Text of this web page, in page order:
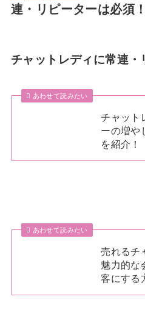
連・リピーターは必須！
チャットレディに常連・
あわせて読みたい
チャット
ーの増や
を紹介！
あわせて読みたい
売れるチ
魅力的な
客にする